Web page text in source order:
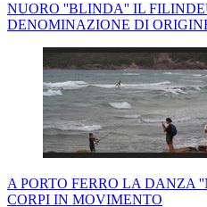
NUORO ''BLINDA'' IL
DENOMINAZIONE DI
A PORTO FERRO LA DANZA
CORPI IN MOVIMENTO